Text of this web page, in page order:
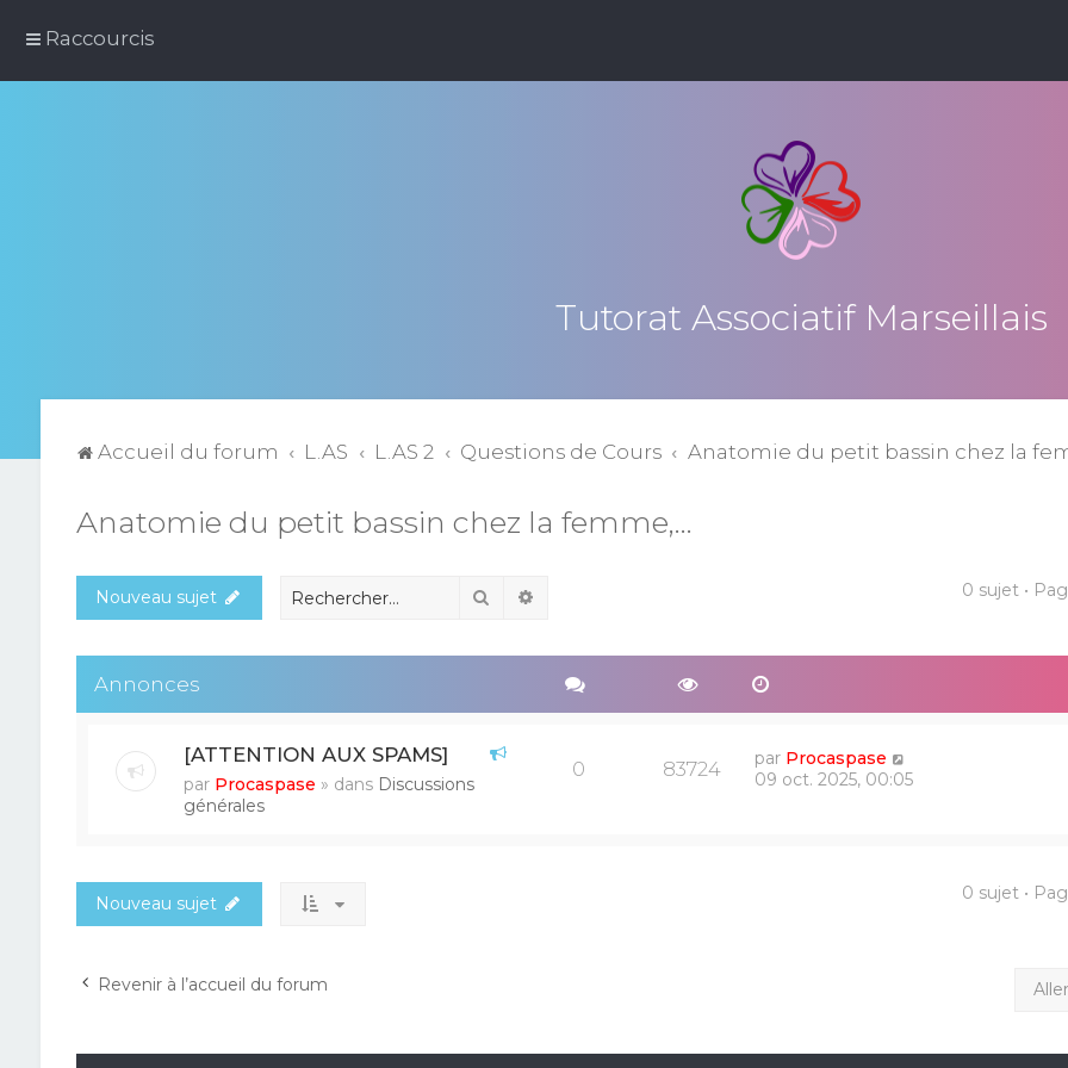
Raccourcis
Tutorat Associatif Marseillais
Accueil du forum L.AS L.AS 2 Questions de Cours Anatomie du petit bassin chez la
Anatomie du petit bassin chez la femme,...
Nouveau sujet Rechercher 0 sujet •
Annonces
[ATTENTION AUX SPAMS]
par Procaspase » dans Discussions
générales
0 83724 par Procaspase
09 oct. 2025, 00:05
Nouveau sujet 0 sujet •
Revenir à l’accueil du forum Aller